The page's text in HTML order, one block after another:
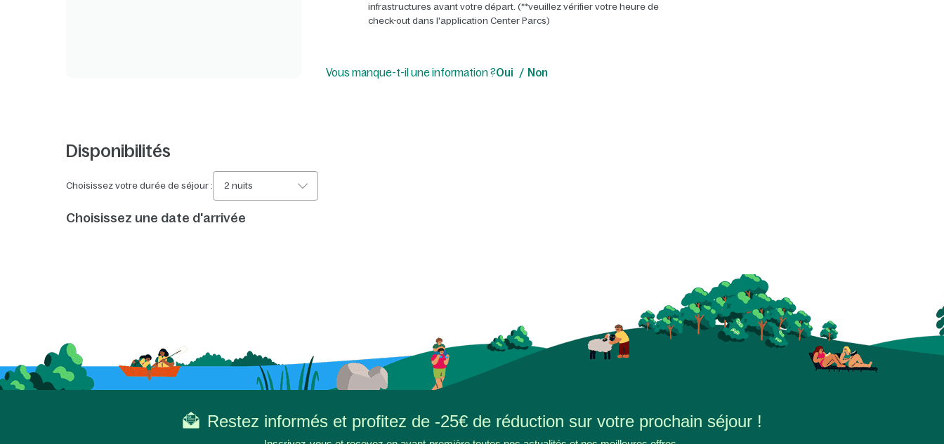
infrastructures avant votre départ. (**veuillez vérifier votre heure de
check-out dans l'application Center Parcs)
Vous manque-t-il une information ?Oui Non
Disponibilités
Choisissez votre durée de séjour : 2 nuits
Choisissez une date d'arrivée
Restez informés et profitez de -25€ de réduction sur votre prochain séjour !